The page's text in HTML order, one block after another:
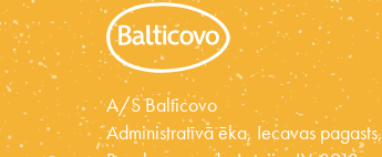
A/S Balticovo
Administratīvā ēka, Iecavas pagasts,